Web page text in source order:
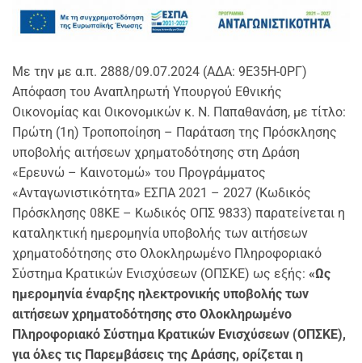
Με την με α.π. 2888/09.07.2024 (ΑΔΑ: 9Ε35Η-0ΡΓ)
Απόφαση του Αναπληρωτή Υπουργού Εθνικής
Οικονομίας και Οικονομικών κ. Ν. Παπαθανάση, με τίτλο:
Πρώτη (1η) Τροποποίηση – Παράταση της Πρόσκλησης
υποβολής αιτήσεων χρηματοδότησης στη Δράση
«Ερευνώ – Καινοτομώ» του Προγράμματος
«Ανταγωνιστικότητα» ΕΣΠΑ 2021 – 2027 (Κωδικός
Πρόσκλησης 08ΚΕ – Κωδικός ΟΠΣ 9833) παρατείνεται η
καταληκτική ημερομηνία υποβολής των αιτήσεων
χρηματοδότησης στο Ολοκληρωμένο Πληροφοριακό
Σύστημα Κρατικών Ενισχύσεων (ΟΠΣΚΕ) ως εξής: «Ως
ημερομηνία έναρξης ηλεκτρονικής υποβολής των
αιτήσεων χρηματοδότησης στο Ολοκληρωμένο
Πληροφοριακό Σύστημα Κρατικών Ενισχύσεων (ΟΠΣΚΕ),
για όλες τις Παρεμβάσεις της Δράσης, ορίζεται η